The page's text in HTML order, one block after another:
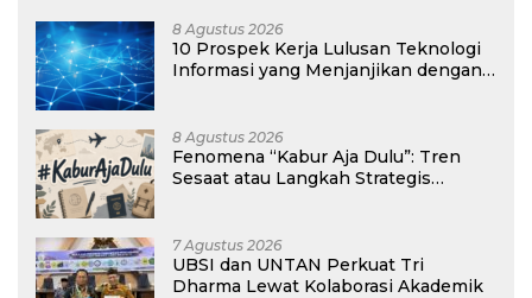
8 Agustus 2026
10 Prospek Kerja Lulusan Teknologi
Informasi yang Menjanjikan dengan
8 Agustus 2026
Fenomena “Kabur Aja Dulu”: Tren
Sesaat atau Langkah Strategis
7 Agustus 2026
UBSI dan UNTAN Perkuat Tri
Dharma Lewat Kolaborasi Akademik